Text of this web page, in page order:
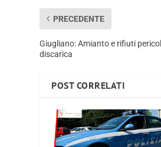
PRECEDENTE
Giugliano: Amianto e rifiuti
discarica
POST CORRELATI